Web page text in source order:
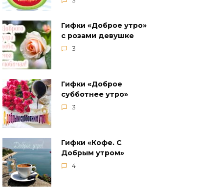
Гифки «Доброе утро»
с розами девушке
3
Гифки «Доброе
субботнее утро»
3
Гифки «Кофе. С
Добрым утром»
4